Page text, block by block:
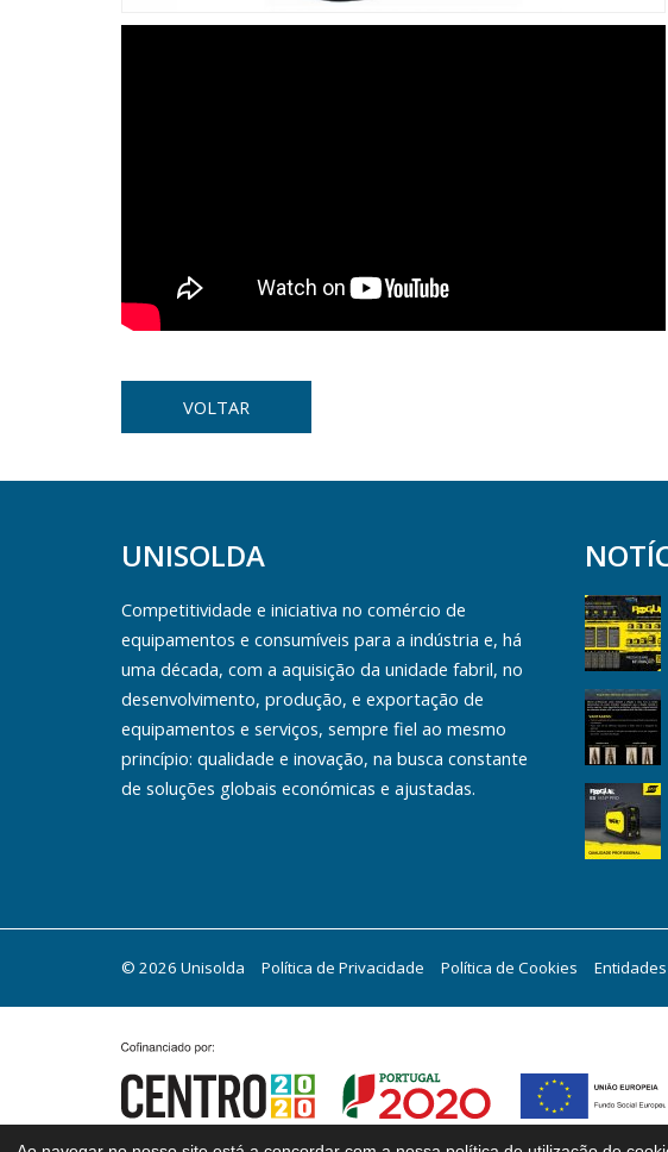
VOLTAR
UNISOLDA
Competitividade e iniciativa no comércio de
equipamentos e consumíveis para a indústria e, há
uma década, com a aquisição da unidade fabril, no
desenvolvimento, produção, e exportação de
equipamentos e serviços, sempre fiel ao mesmo
princípio: qualidade e inovação, na busca constante
de soluções globais económicas e ajustadas.
© 2026 Unisolda Política de Privacidade Política de Cookies Entidades